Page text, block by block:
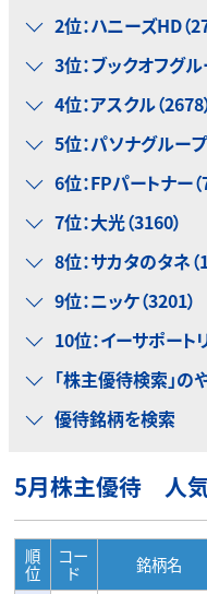
2位：ハニーズHD（
3位：ブックオフグル
4位：アスクル（2678
5位：パソナグループ
6位：FPパートナー（
7位：大光（3160）
8位：サカタのタネ（
9位：ニッケ（3201）
10位：イーサポート
「株主優待検索」の
優待銘柄を検索
5月株主優待 人気
順
位
コー
ド 銘柄名